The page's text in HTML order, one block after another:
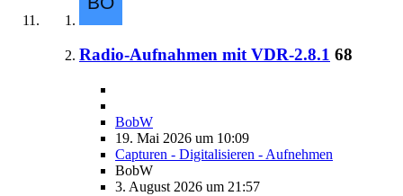
Radio-Aufnahmen mit VDR-2.8.1 68
BobW
19. Mai 2026 um 10:09
Capturen - Digitalisieren - Aufnehmen
BobW
3. August 2026 um 21:57